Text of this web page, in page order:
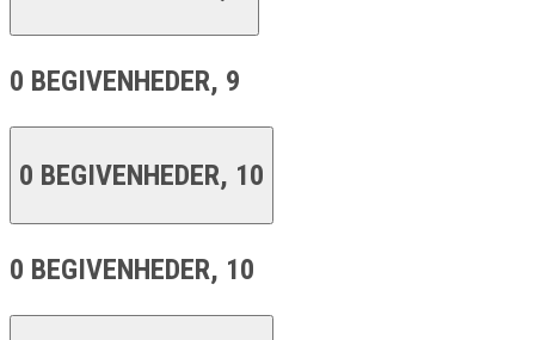
0 BEGIVENHEDER, 9
0 BEGIVENHEDER, 10
0 BEGIVENHEDER, 10